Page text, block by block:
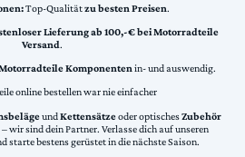
Top-Qualitätzu besten Preisen.
Lieferung ab 100,-€ bei Motorradteile
Versand.
Komponentenin- und auswendig.
online bestellen war nie einfacher
undKettensätzeoder optischesZubehör
– wir sind dein Partner. Verlasse dich auf unseren
starte bestens gerüstet in die nächste Saison.